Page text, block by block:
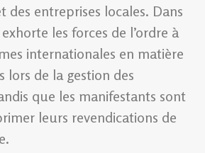
des entreprises locales. Dans
les forces de l’ordre à
internationales en matière
lors de la gestion des
que les manifestants sont
leurs revendications de